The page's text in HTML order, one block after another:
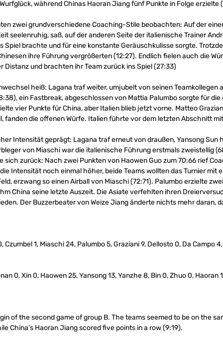
während Chinas Haoran Jiang fünf Punkte in Folge erzielte
zwei grundverschiedene Coaching-Stile beobachten: Auf der
seelenruhig, saß, auf der anderen Seite der italienische Trainer
Spiel brachte und für eine konstante Geräuschkulisse sorgte.
ihre Führung vergrößerten (12:27). Endlich fielen auch die
Distanz und brachten ihr Team zurück ins Spiel (27:33)
heiß: Lagana traf weiter, umjubelt von seinen Teamkollegen
ein Fastbreak, abgeschlossen von Mattia Palumbo sorgte für
vier Punkte für China, aber Italien blieb jetzt vorne. Matteo
fanden die offenen Würfe. Italien führte vor dem letzten Abschnitt
Intensität geprägt: Lagana traf erneut von draußen, Yansong
von Miaschi war die italienische Führung erstmals zweistellig
zurück: Nach zwei Punkten von Haowen Guo zum 70:66 rief
Intensität noch einmal höher, beide Teams wollten das Turnier mit
erzwang so einen Airball von Miaschi (72:71). Palumbo erzielte
China seine letzte Auszeit. Die Asiate verfehlten ihren
Der Buzzerbeater von Weize Jiang änderte nichts mehr daran,
Czumbel 1, Miaschi 24, Palumbo 5, Graziani 9, Dellosto 0, Da Campo
0, Xin 0, Haowen 25, Yansong 13, Yanzhe 8, Bin 0, Zhuo 0, Haoran
of the second game of group B. The teams seemed to be on the
China’s Haoran Jiang scored five points in a row (9:19).